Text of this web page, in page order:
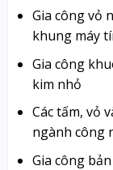
Gia công vỏ
khung máy
Gia công
kim nhỏ
Các tấm, vỏ
ngành công
Gia công